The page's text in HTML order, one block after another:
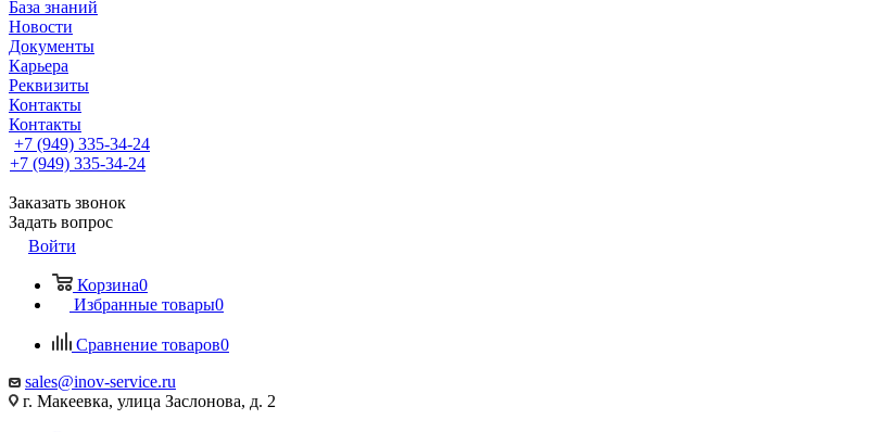
База знаний
Новости
Документы
Карьера
Реквизиты
Контакты
Контакты
+7 (949) 335-34-24
+7 (949) 335-34-24
Заказать звонок
Задать вопрос
Войти
Корзина0
Избранные товары0
Сравнение товаров0
sales@inov-service.ru
г. Макеевка, улица Заслонова, д. 2